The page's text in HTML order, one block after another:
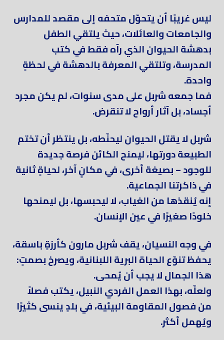
ليس غريبًا أن يتحوّل متحفه إلى مقصد للمدارس
والجامعات والعائلات، حيث يلتقي الطفل
بدهشة الحيوان الذي رآه فقط في كتب
المدرسة، وتلتقي المعرفة بالدهشة في لحظةٍ
واحدة.
فما جمعه شربل على مدى سنوات، لم يكن مجرد
أجساد، بل آثار أرواح لا تنقرض.
شربل لا يقتل الحيوان ليحنّطه، بل ينتظر أن تختم
الطبيعة دورتها، ليمنح الكائن فرصة جديدة
للوجود – بصيغة أخرى، في مكانٍ آخر، لحياةٍ ثانية
في ذاكرتنا الجماعية.
إنه يُنقذها من الغياب، لا ليحبسها، بل ليمنحها
خلودًا صغيرًا في عين الإنسان.
في وجه النسيان، يقف شربل مارون كأرزةٍ باسقة،
يحفظ تنوّع الحياة البرية اللبنانية، ويصرخ بصمتٍ:
هذا الجمال لا يجب أن يُمحى.
ولعلّه، بهذا العمل الفردي النبيل، يكتب فصلاً
من فصول المقاومة البيئية، في بلدٍ ينسى كثيرًا
ويُهمل أكثر.